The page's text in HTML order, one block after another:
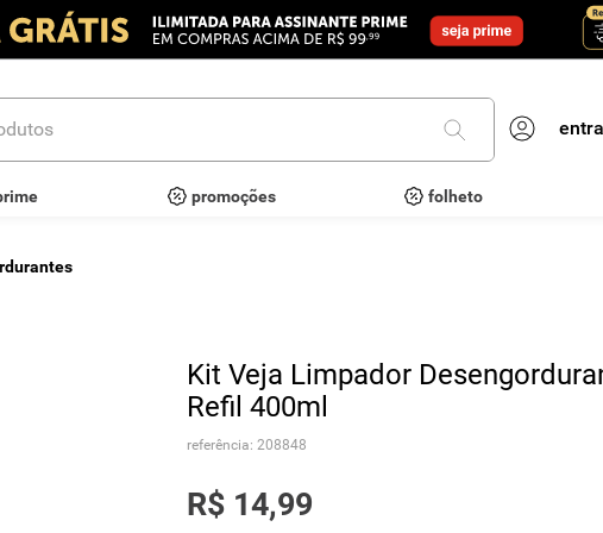
promoções folheto
Kit Veja Limpador
Refil 400ml
referência:208848
R$ 14,99